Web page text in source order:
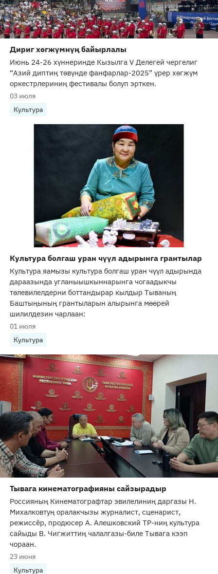
Дириг хөгжүмнүң байырлалы
Июнь 24-26 хүннеринде Кызылга V Делегей чергелиг
“Азий диптиң төвүнде фанфарлар-2025” үрер хөгжүм
оркестрлериниң фестивалы болуп эрткен.
03 июля
Культура
Культура болгаш уран чүүл адырынга грантылар
Культура яамызы культура болгаш уран чүүл адырында
дараазында угланыышкыннарынга чогаадыкчы
төлевилелдерни боттандырар кылдыр Тываның
Баштыңының грантыларын алырынга мөөрей
шилилдезин чарлаан:
01 июля
Культура
Тывага кинематографияны сайзырадыр
Россияның Кинематографтар эвилелиниң даргазы Н.
Михалковтуң оралакчызы журналист, сценарист,
режиссёр, продюсер А. Алешковский ТР-ниң культура
сайыды В. Чигжиттиң чалалгазы-биле Тывага кээп
чораан.
23 июня
Культура